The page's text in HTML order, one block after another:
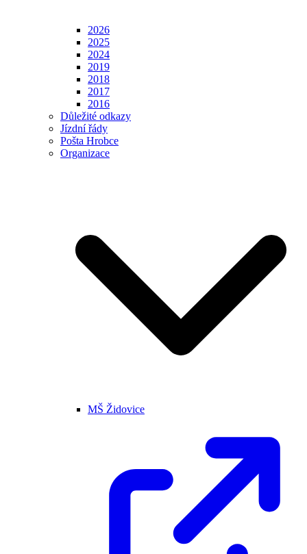
2026
2025
2024
2019
2018
2017
2016
Důležité odkazy
Jízdní řády
Pošta Hrobce
Organizace
MŠ Židovice